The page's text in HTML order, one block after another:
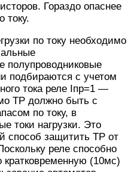
температуры с большой
обеспечивать
счет фазового метода
чаще применяют в
высокая точность
(двухпозиционный